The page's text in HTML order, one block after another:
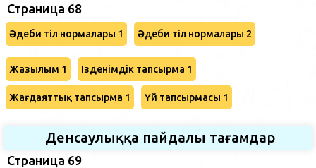
Страница 68
Әдеби тіл нормалары 1 Әдеби тіл нормалары 2
Жазылым 1 Ізденімдік тапсырма 1
Жағдаяттық тапсырма 1 Үй тапсырмасы 1
Денсаулыққа пайдалы тағамдар
Страница 69